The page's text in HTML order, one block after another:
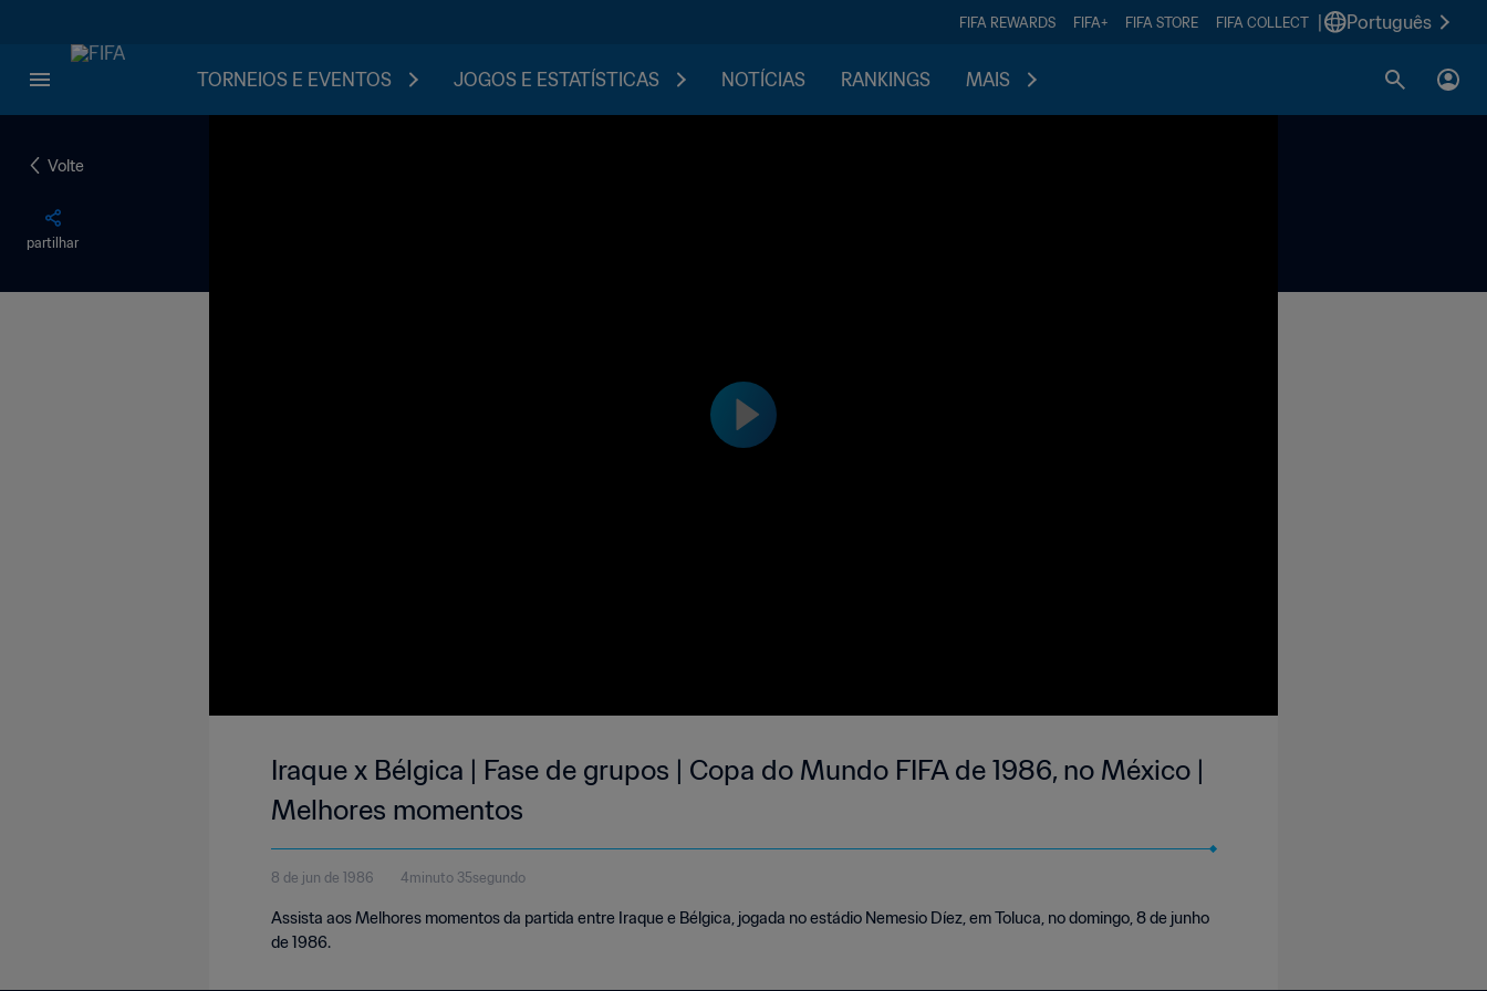
FIFA REWARDS FIFA+ FIFA STORE FIFA COLLECT Português
TORNEIOS E EVENTOS JOGOS E ESTATÍSTICAS NOTÍCIAS RANKINGS MAIS
Volte
partilhar
Iraque x Bélgica | Fase de grupos | Copa do Mundo FIFA de 1986, no México |
Melhores momentos
8 de jun de 1986 4minuto 35segundo
Assista aos Melhores momentos da partida entre Iraque e Bélgica, jogada no estádio Nemesio Díez, em Toluca, no domingo, 8 de junho
de 1986.